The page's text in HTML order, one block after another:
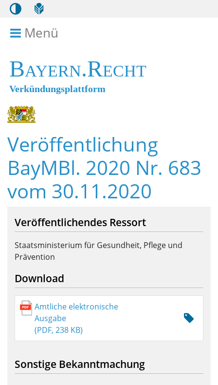
Menü
Bayern.Recht
Verkündungsplattform
Veröffentlichung
BayMBl. 2020 Nr. 683
vom 30.11.2020
Veröffentlichendes Ressort
Staatsministerium für Gesundheit, Pflege und
Prävention
Download
Amtliche elektronische
Ausgabe
(PDF, 238 KB)
Sonstige Bekanntmachung